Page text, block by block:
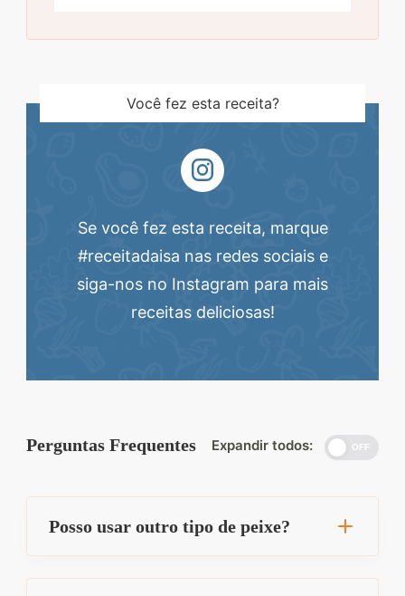
Você fez esta receita?
Se você fez esta receita, marque
#receitadaisa nas redes sociais e
siga-nos no Instagram para mais
receitas deliciosas!
Perguntas Frequentes Expandir todos: OFF
Posso usar outro tipo de peixe?